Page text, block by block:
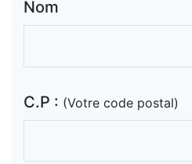
Nom
C.P : (Votre code postal)